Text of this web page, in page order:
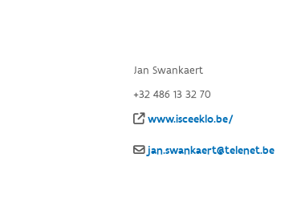
Jan Swankaert
+32 486 13 32 70
www.isceeklo.be/
jan.swankaert@telenet.be